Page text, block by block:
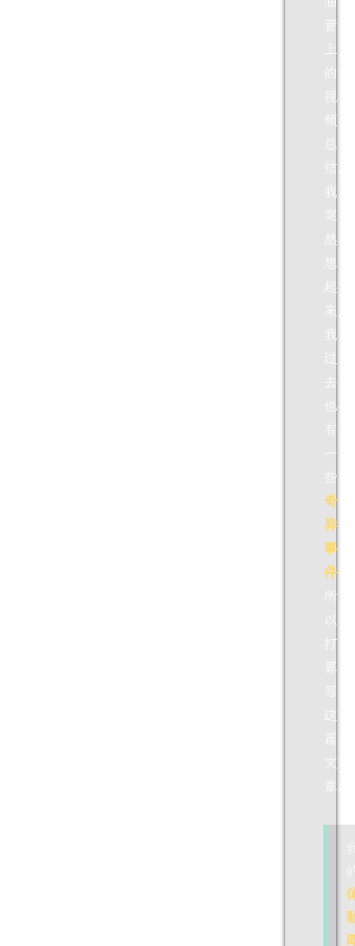
管
上
视
频
总
结。
我
然
想
起
来，
我
去
也
有
一
些
奇
异
事
件
所
以
打
算
这
文
章。